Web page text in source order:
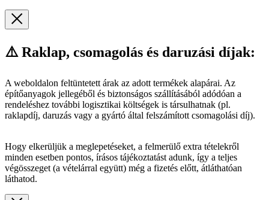
⚠️ Raklap, csomagolás és daruzási díjak:
A weboldalon feltüntetett árak az adott termékek alapárai. Az
építőanyagok jellegéből és biztonságos szállításából adódóan a
rendeléshez további logisztikai költségek is társulhatnak (pl.
raklapdíj, daruzás vagy a gyártó által felszámított csomagolási díj).
Hogy elkerüljük a meglepetéseket, a felmerülő extra tételekről
minden esetben pontos, írásos tájékoztatást adunk, így a teljes
végösszeget (a vételárral együtt) még a fizetés előtt, átláthatóan
láthatod.